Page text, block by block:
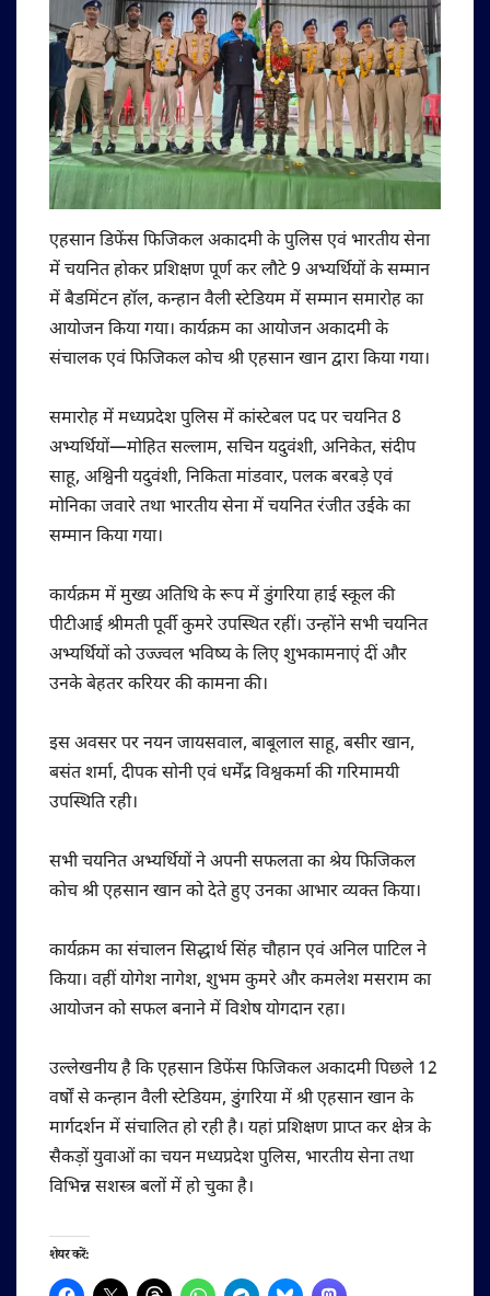
एहसान डिफेंस फिजिकल अकादमी के पुलिस एवं भारतीय सेना
में चयनित होकर प्रशिक्षण पूर्ण कर लौटे 9 अभ्यर्थियों के सम्मान
में बैडमिंटन हॉल, कन्हान वैली स्टेडियम में सम्मान समारोह का
आयोजन किया गया। कार्यक्रम का आयोजन अकादमी के
संचालक एवं फिजिकल कोच श्री एहसान खान द्वारा किया गया।
समारोह में मध्यप्रदेश पुलिस में कांस्टेबल पद पर चयनित 8
अभ्यर्थियों—मोहित सल्लाम, सचिन यदुवंशी, अनिकेत, संदीप
साहू, अश्विनी यदुवंशी, निकिता मांडवार, पलक बरबड़े एवं
मोनिका जवारे तथा भारतीय सेना में चयनित रंजीत उईके का
सम्मान किया गया।
कार्यक्रम में मुख्य अतिथि के रूप में डुंगरिया हाई स्कूल की
पीटीआई श्रीमती पूर्वी कुमरे उपस्थित रहीं। उन्होंने सभी चयनित
अभ्यर्थियों को उज्ज्वल भविष्य के लिए शुभकामनाएं दीं और
उनके बेहतर करियर की कामना की।
इस अवसर पर नयन जायसवाल, बाबूलाल साहू, बसीर खान,
बसंत शर्मा, दीपक सोनी एवं धर्मेंद्र विश्वकर्मा की गरिमामयी
उपस्थिति रही।
सभी चयनित अभ्यर्थियों ने अपनी सफलता का श्रेय फिजिकल
कोच श्री एहसान खान को देते हुए उनका आभार व्यक्त किया।
कार्यक्रम का संचालन सिद्धार्थ सिंह चौहान एवं अनिल पाटिल ने
किया। वहीं योगेश नागेश, शुभम कुमरे और कमलेश मसराम का
आयोजन को सफल बनाने में विशेष योगदान रहा।
उल्लेखनीय है कि एहसान डिफेंस फिजिकल अकादमी पिछले 12
वर्षों से कन्हान वैली स्टेडियम, डुंगरिया में श्री एहसान खान के
मार्गदर्शन में संचालित हो रही है। यहां प्रशिक्षण प्राप्त कर क्षेत्र के
सैकड़ों युवाओं का चयन मध्यप्रदेश पुलिस, भारतीय सेना तथा
विभिन्न सशस्त्र बलों में हो चुका है।
शेयर करें: